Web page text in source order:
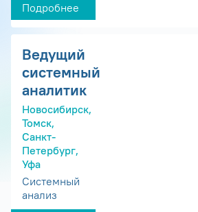
Подробнее
Ведущий
системный
аналитик
Новосибирск,
Томск,
Санкт-
Петербург,
Уфа
Системный
анализ